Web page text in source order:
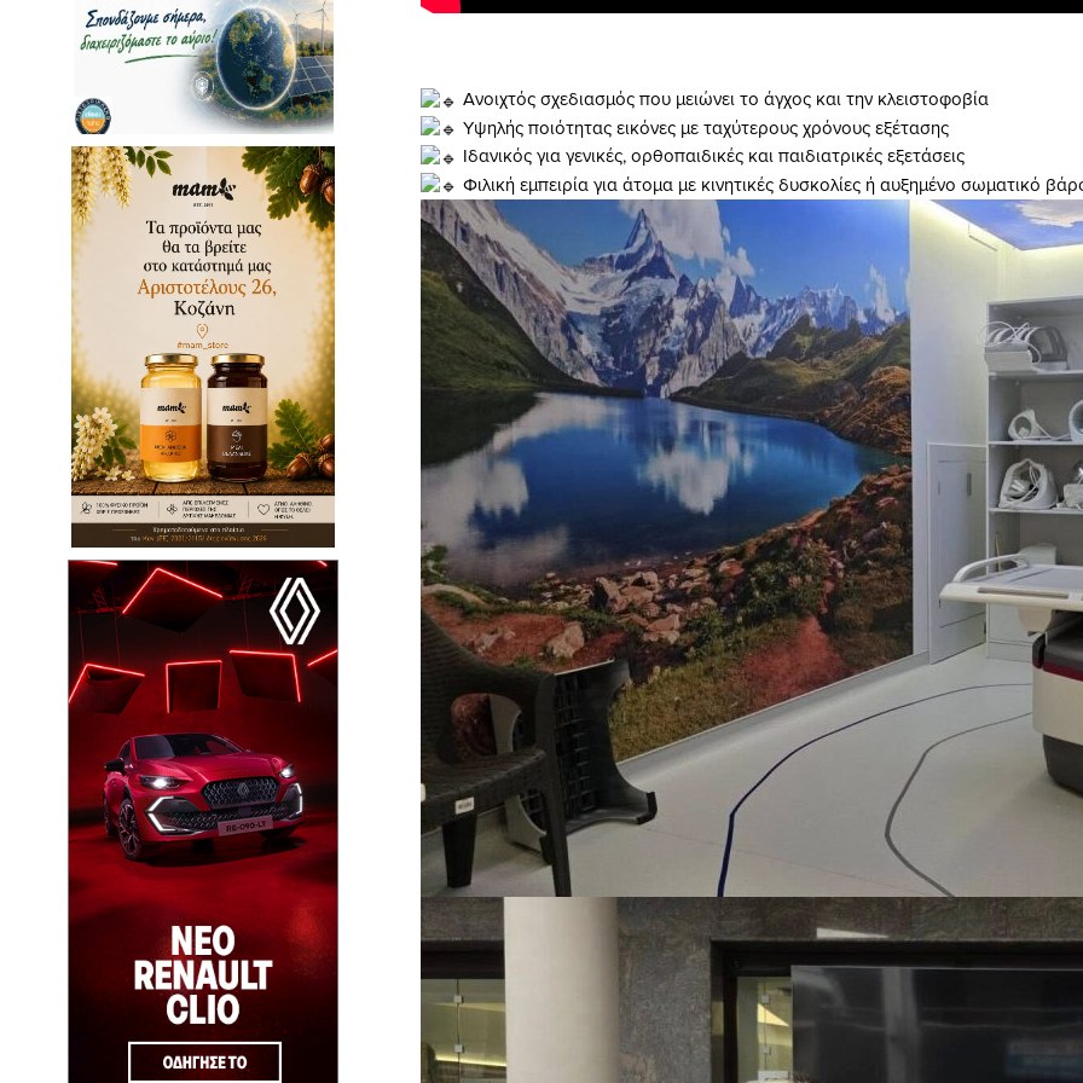
Ανοιχτός σχεδιασμός που μειώνει το άγχος και την κλειστοφοβία
Υψηλής ποιότητας εικόνες με ταχύτερους χρόνους εξέτασης
Ιδανικός για γενικές, ορθοπαιδικές και παιδιατρικές εξετάσεις
Φιλική εμπειρία για άτομα με κινητικές δυσκολίες ή αυξημένο σωματικό